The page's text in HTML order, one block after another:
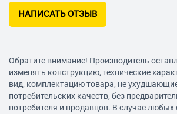
НАПИСАТЬ ОТЗЫВ
Обратите внимание! Производитель
изменять конструкцию, технические
вид, комплектацию товара, не
потребительских качеств, без
потребителя и продавцов. В случае любых